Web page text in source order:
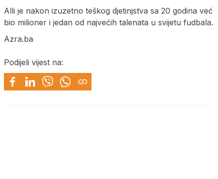
Alli je nakon izuzetno teškog djetinjstva sa 20 godina već
bio milioner i jedan od najvećih talenata u svijetu fudbala.
Azra.ba
Podijeli vijest na: